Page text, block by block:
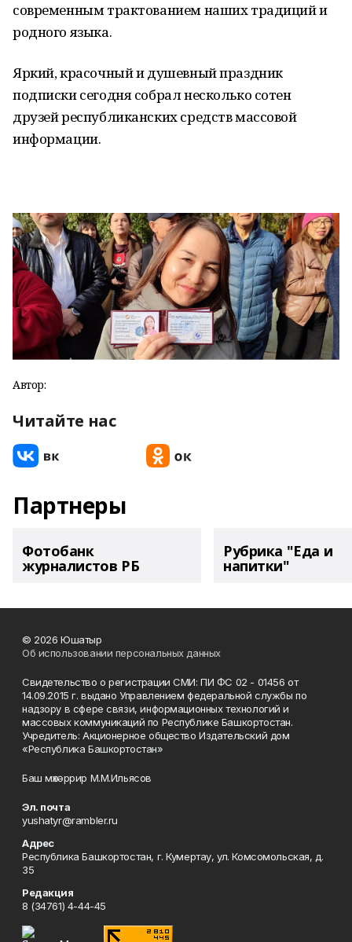
современным трактованием наших традиций и
родного языка.
Яркий, красочный и душевный праздник
подписки сегодня собрал несколько сотен
друзей республиканских средств массовой
информации.
Автор:
Читайте нас
Партнеры
Фотобанк
журналистов РБ
Рубрика "Еда и
напитки"
© 2026 Юшатыр
Об использовании персональных данных
Свидетельство о регистрации СМИ: ПИ ФС 02 - 01456 от
14.09.2015 г. выдано Управлением федеральной службы по
надзору в сфере связи, информационных технологий и
массовых коммуникаций по Республике Башкортостан.
Учредитель: Акционерное общество Издательский дом
«Республика Башкортостан»
Баш мөхәррир М.М.Ильясов
Эл. почта
yushatyr@rambler.ru
Адрес
Республика Башкортостан, г. Кумертау, ул. Комсомольская, д.
35
Редакция
8 (34761) 4-44-45